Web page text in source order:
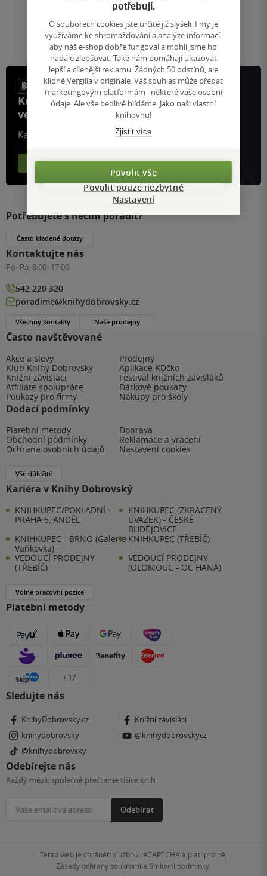
1
Přejít
na
stránku
/ 1
Knihy, recenze a klubové výhody
ve vaší kapse a naší appce KDčko
Každý měsíc společně přečteme tisíce knih
Více o aplikaci Více o klubu
Často navštěvované
Akce a slevy
Prodejny
Klub Knihy Dobrovský
Aplikace KDčko
Knižní závisláci
Festival knižních závisláků
Affiliate spolupráce
Dárkové poukazy
Poukazy pro firmy
Nákupy pro školy
Dodací podmínky
Platební metody
Doprava
Obchodní podmínky
Reklamace a vrácení
Ochrana osobních údajů
Nastavení cookies
Vše důležité
Kariéra v Knihy Dobrovský
KNIHKUPEC/POKLADNÍ -
PRAHA 5, ANDĚL
KNIHKUPEC (ZKRÁCENÝ
ÚVAZEK) - ČESKÉ
BUDĚJOVICE
KNIHKUPEC - BRNO (Galerie
Vaňkovka)
KNIHKUPEC (TŘEBÍČ)
VEDOUCÍ PRODEJNY
(TŘEBÍČ)
VEDOUCÍ PRODEJNY
(OLOMOUC - OC HANÁ)
Volné pracovní pozice
Platební metody
+ 17
Sledujte nás
KnihyDobrovsky.cz
Knižní závisláci
knihydobrovsky
@knihydobrovskycz
@knihydobrovsky
Odebírejte nás
Každý měsíc společně přečteme tisíce knih
Odebírat
Potřebujete s něčím poradit?
Často kladené dotazy
Kontaktujte nás
Po–Pá: 8:00–17:00
542 220 320
poradime@knihydobrovsky.cz
Všechny kontakty Naše prodejny
Tento web je chráněn službou reCAPTCHA a platí pro něj
Zásady ochrany soukromía Smluvní podmínky
potřebují.
O souborech cookies jste určitě již slyšeli. I my je
využíváme ke shromažďování a analýze informací,
aby náš e-shop dobře fungoval a mohli jsme ho
nadále zlepšovat. Také nám pomáhají ukazovat
lepší a cílenější reklamu. Žádných 50 odstínů, ale
klidně Vergilia v originále. Váš souhlas může předat
marketingovým platformám i některé vaše osobní
údaje. Ale vše bedlivě hlídáme. Jako naši vlastní
knihovnu!
Zjistit více
Povolit vše
Povolit pouze nezbytné
Nastavení